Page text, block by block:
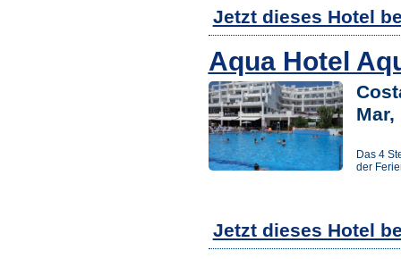
Jetzt dieses Hotel
Aqua Hotel
Das 4
der
Jetzt dieses Hotel